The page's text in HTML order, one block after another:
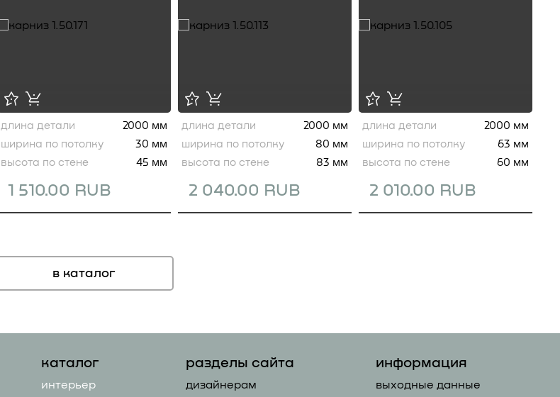
1 510.00 RUB
длина детали
2000 мм
ширина по потолку
30 мм
высота по стене
45 мм
2 040.00 RUB
длина детали
2000 мм
ширина по потолку
80 мм
высота по стене
83 мм
2 010.00 RUB
длина детали
2000 мм
ширина по потолку
63 мм
высота по стене
60 мм
в каталог
каталог
интерьер
разделы сайта
дизайнерам
информация
выходные данные